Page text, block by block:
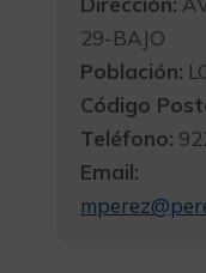
29-BAJO
Población:
Código
Teléfono:
Email: